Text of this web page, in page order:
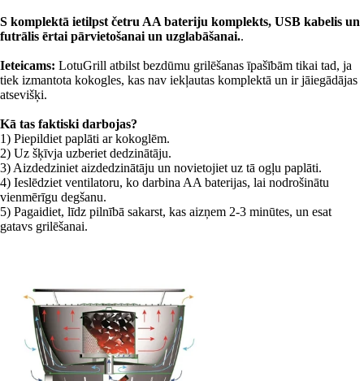
S komplektā ietilpst četru AA bateriju komplekts, USB kabelis un
futrālis ērtai pārvietošanai un uzglabāšanai..
Ieteicams: LotuGrill atbilst bezdūmu grilēšanas īpašībām tikai tad, ja
tiek izmantota kokogles, kas nav iekļautas komplektā un ir jāiegādājas
atsevišķi.
Kā tas faktiski darbojas?
1) Piepildiet paplāti ar kokoglēm.
2) Uz šķīvja uzberiet dedzinātāju.
3) Aizdedziniet aizdedzinātāju un novietojiet uz tā ogļu paplāti.
4) Ieslēdziet ventilatoru, ko darbina AA baterijas, lai nodrošinātu
vienmērīgu degšanu.
5) Pagaidiet, līdz pilnībā sakarst, kas aizņem 2-3 minūtes, un esat
gatavs grilēšanai.